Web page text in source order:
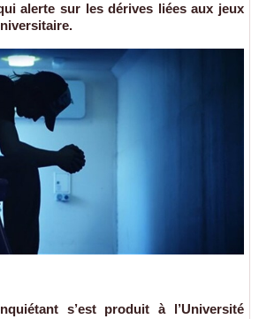
alerte sur les dérives liées aux jeux
s’est produit à l’Université